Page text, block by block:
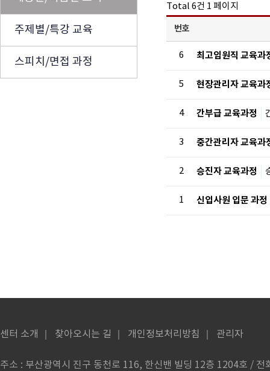
주제별/특강 교육
스피치/면접 과정
Total 6건 1 페이지
번호
6 최고임원직 교육과
5 현장관리자 교육과
4 간부급 교육과정
3 중간관리자 교육과
2 승진자 교육과정
1 신입사원 입문 과정
센터 소개 찾아오시는 길 개인정보처리방침 관리자
주소 : 부산광역시 진구 동천로 116, 한신밴 빌딩 12층 1204호 /